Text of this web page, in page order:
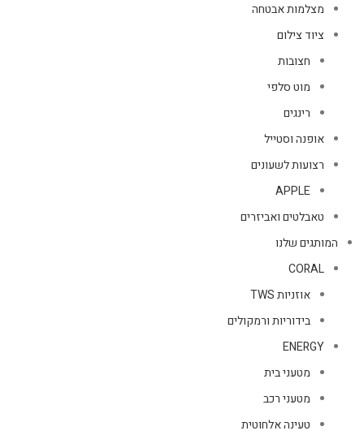
מצלמות אבטחה
ציוד צילום
חצובות
מוט סלפי
רינגים
אופנה וסטייל
רצועות לשעונים
APPLE
טאבלטים ואביזרים
המותגים שלנו
CORAL
אוזניות TWS
בידוריות ורמקולים
ENERGY
מטעני בית
מטעני רכב
טעינה אלחוטית